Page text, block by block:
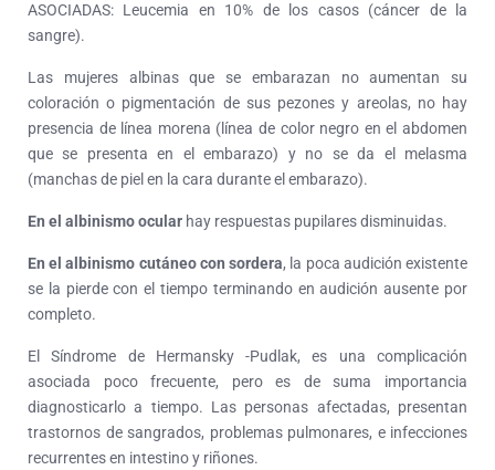
ASOCIADAS: Leucemia en 10% de los casos (cáncer de la
sangre).
Las mujeres albinas que se embarazan no aumentan su
coloración o pigmentación de sus pezones y areolas, no hay
presencia de línea morena (línea de color negro en el abdomen
que se presenta en el embarazo) y no se da el melasma
(manchas de piel en la cara durante el embarazo).
En el albinismo ocular hay respuestas pupilares disminuidas.
En el albinismo cutáneo con sordera, la poca audición existente
se la pierde con el tiempo terminando en audición ausente por
completo.
El Síndrome de Hermansky -Pudlak, es una complicación
asociada poco frecuente, pero es de suma importancia
diagnosticarlo a tiempo. Las personas afectadas, presentan
trastornos de sangrados, problemas pulmonares, e infecciones
recurrentes en intestino y riñones.